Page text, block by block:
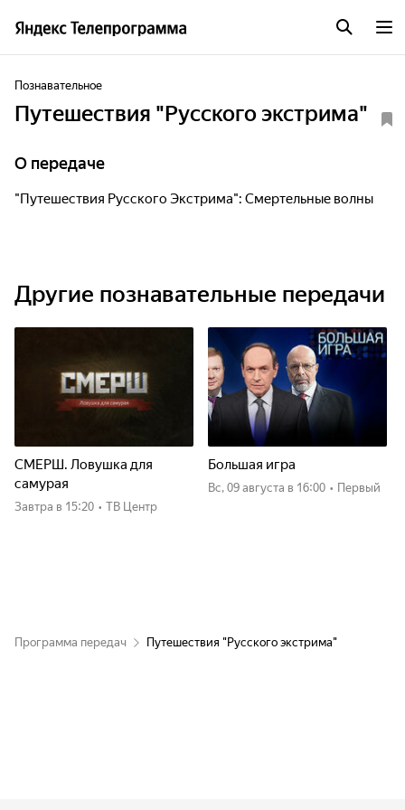
Познавательное
Путешествия "Русского экстрима"
О передаче
"Путешествия Русского Экстрима": Смертельные волны
Другие познавательные передачи
СМЕРШ. Ловушка для
самурая
Завтра в 15:20 • ТВ Центр
Большая игра
вс, 09 августа в 16:00 • Первый
Программа передач Путешествия "Русского экстрима"